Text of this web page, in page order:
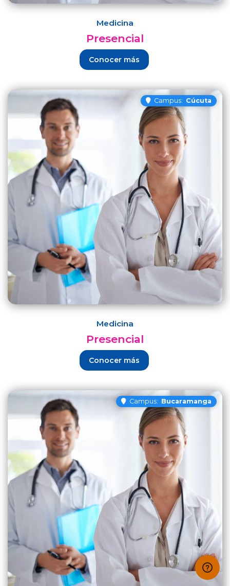
Medicina
Presencial
Conocer más
Campus: Cúcuta
Medicina
Presencial
Conocer más
Campus: Bucaramanga